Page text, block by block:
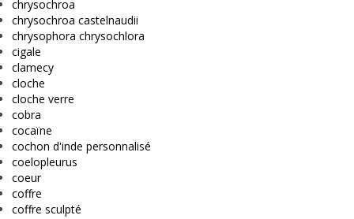
chrysochroa
chrysochroa castelnaudii
chrysophora chrysochlora
cigale
clamecy
cloche
cloche verre
cobra
cocaïne
cochon d'inde personnalisé
coelopleurus
coeur
coffre
coffre sculpté